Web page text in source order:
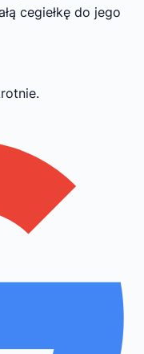
cegiełkę do jego